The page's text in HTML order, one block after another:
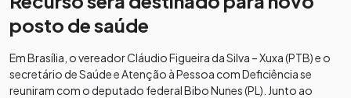
posto de saúde
Em Brasília, o vereador Cláudio Figueira da Silva – Xuxa (PTB) e o
secretário de Saúde e Atenção à Pessoa com Deficiência se
reuniram com o deputado federal Bibo Nunes (PL). Junto ao